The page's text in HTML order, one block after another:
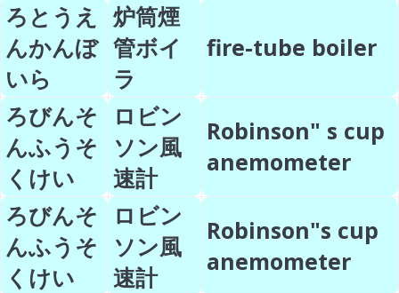
ろとうえ
んかんぼ
いら
炉筒煙
管ボイ
ラ
fire-tube boiler
ろびんそ
んふうそ
くけい
ロビン
ソン風
速計
Robinson" s cup
anemometer
ろびんそ
んふうそ
くけい
ロビン
ソン風
速計
Robinson"s cup
anemometer